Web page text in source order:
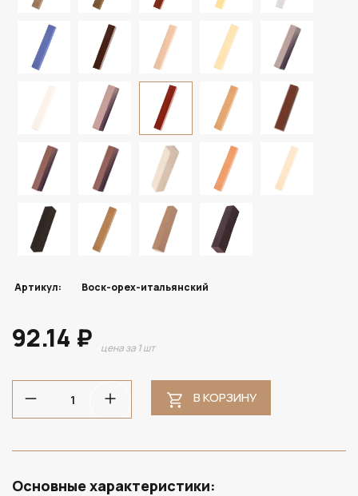
Артикул: Воск-орех-итальянский
92.14 ₽ цена за 1 шт
В КОРЗИНУ
Основные характеристики: